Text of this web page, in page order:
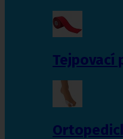
Tejpovací